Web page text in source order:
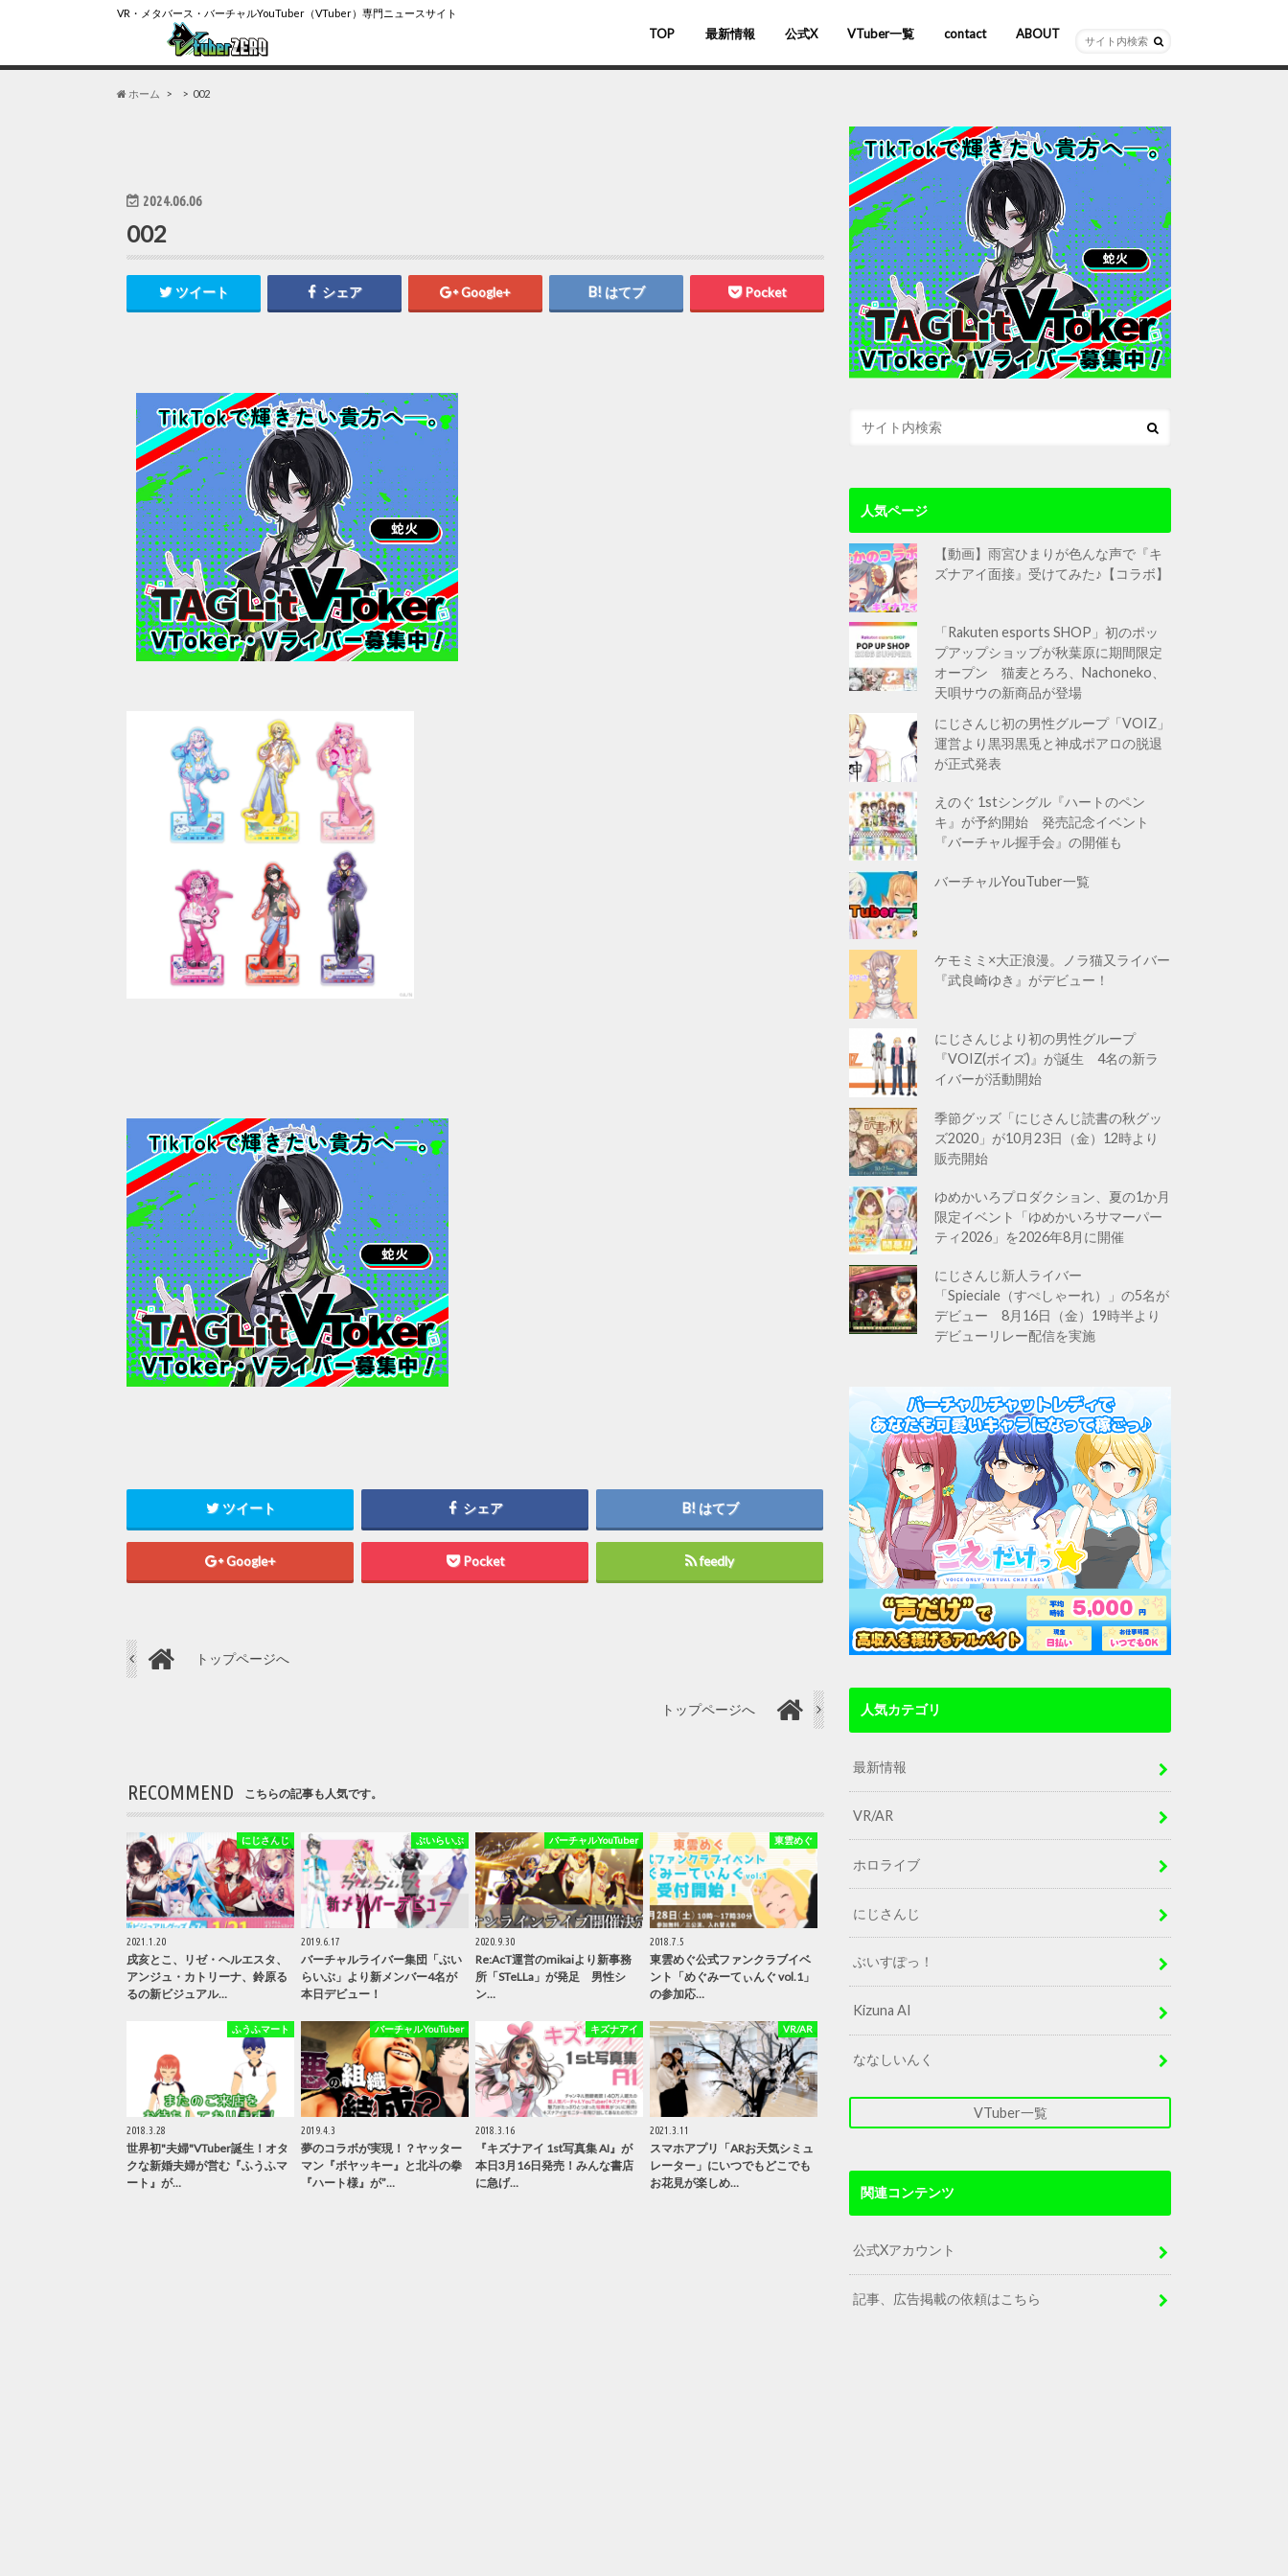
VR・メタバース・バーチャルYouTuber（VTuber）専門ニュースサイト
TOP 最新情報 公式X VTuber一覧
バーチャルYouTuber
VR/AR
ホロライブ
にじさんじ
ななしいんく
ぶいすぽっ！
contact ABOUT
ホーム 002
2024.06.06
002
ツイート シェア Google+ はてブ Pocket
ツイート シェア はてブ
Google+ Pocket feedly
トップページへ
トップページへ
RECOMMEND こちらの記事も人気です。
にじさんじ
2021.1.20
戌亥とこ、リゼ・ヘルエスタ、
アンジュ・カトリーナ、鈴原る
るの新ビジュアル…
ぶいらいぶ
2019.6.17
バーチャルライバー集団「ぶい
らいぶ」より新メンバー4名が
本日デビュー！
バーチャルYouTuber
2020.9.30
Re:AcT運営のmikaiより新事務
所「STeLLa」が発足 男性シ
ン…
東雲めぐ
2018.7.5
東雲めぐ公式ファンクラブイベ
ント「めぐみーてぃんぐ vol.1」
の参加応…
ふうふマート
2018.3.28
世界初"夫婦"VTuber誕生！オタ
クな新婚夫婦が営む『ふうふマ
ート』が…
バーチャルYouTuber
2019.4.3
夢のコラボが実現！？ヤッター
マン『ボヤッキー』と北斗の拳
『ハート様』が”…
キズナアイ
2018.3.16
『キズナアイ 1st写真集 AI』が
本日3月16日発売！みんな書店
に急げ…
VR/AR
2021.3.11
スマホアプリ「ARお天気シミュ
レーター」にいつでもどこでも
お花見が楽しめ…
人気ページ
【動画】雨宮ひまりが色んな声で『キ
ズナアイ面接』受けてみた♪【コラボ】
「Rakuten esports SHOP」初のポッ
プアップショップが秋葉原に期間限定
オープン 猫麦とろろ、Nachoneko、
天唄サウの新商品が登場
にじさんじ初の男性グループ「VOIZ」
運営より黒羽黒兎と神成ポアロの脱退
が正式発表
えのぐ 1stシングル『ハートのペン
キ』が予約開始 発売記念イベント
『バーチャル握手会』の開催も
バーチャルYouTuber一覧
ケモミミ×大正浪漫。ノラ猫又ライバー
『武良崎ゆき』がデビュー！
にじさんじより初の男性グループ
『VOIZ(ボイズ)』が誕生 4名の新ラ
イバーが活動開始
季節グッズ「にじさんじ読書の秋グッ
ズ2020」が10月23日（金）12時より
販売開始
ゆめかいろプロダクション、夏の1か月
限定イベント「ゆめかいろサマーパー
ティ2026」を2026年8月に開催
にじさんじ新人ライバー
「Spieciale（すぺしゃーれ）」の5名が
デビュー 8月16日（金）19時半より
デビューリレー配信を実施
人気カテゴリ
最新情報
VR/AR
ホロライブ
にじさんじ
ぶいすぽっ！
Kizuna AI
ななしいんく
VTuber一覧
関連コンテンツ
公式Xアカウント
記事、広告掲載の依頼はこちら